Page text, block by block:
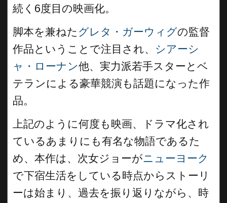
続く6度目の映画化。
脚本を兼ねた グレタ・ガーウィグの監督
作品ということで注目され、 シアーシ
ャ・ローナン他、実力派若手スターとベ
テランによる豪華競演も話題になった作
品。
上記のように何度も映画、ドラマ化され
ているあまりにも有名な物語であるた
め、本作は、次女ジョーがニューヨーク
で下宿生活をしている時点からストーリ
ーは始まり、過去を振り返りながら、時